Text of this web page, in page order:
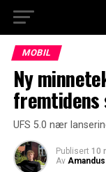
MOBIL
Ny
UFS 5.0 nær
Publisert 10
Av